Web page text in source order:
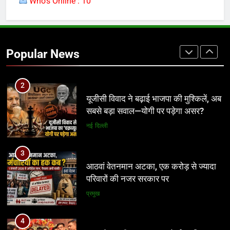
Popular News
आदिवासी भीख नहीं, अपना अधिकार मांगता है,
आदिवासी कोड की लड़ाई एक बार नहीं 100
2
यूजीसी विवाद ने बढ़ाई भाजपा की मुश्किलें, अब
सबसे बड़ा सवाल—योगी पर पड़ेगा असर?
नई दिल्ली
3
आठवां वेतनमान अटका, एक करोड़ से ज्यादा
परिवारों की नजर सरकार पर
प्रमुख
4